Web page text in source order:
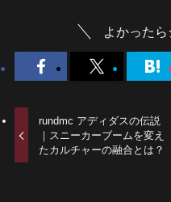
よかったら
rundmc アディダスの伝説
｜スニーカーブームを変え
たカルチャーの融合とは？